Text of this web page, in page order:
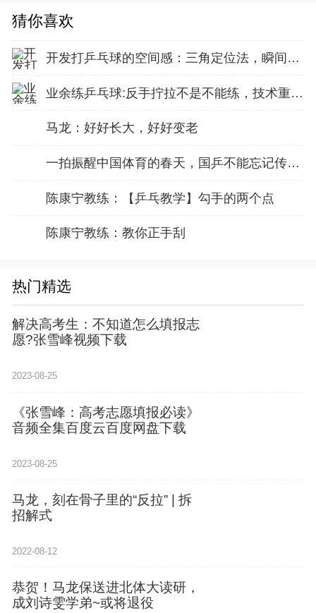
猜你喜欢
开发打乒乓球的空间感：三角定位法，瞬间找准最佳击球点
业余练乒乓球:反手拧拉不是不能练，技术重点就不在手上
马龙：好好长大，好好变老
一拍振醒中国体育的春天，国乒不能忘记传奇前辈这份初心！
陈康宁教练：【乒乓教学】勾手的两个点
陈康宁教练：教你正手刮
热门精选
解决高考生：不知道怎么填报志
愿?张雪峰视频下载
2023-08-25
《张雪峰：高考志愿填报必读》
音频全集百度云百度网盘下载
2023-08-25
马龙，刻在骨子里的“反拉” | 拆
招解式
2022-08-12
恭贺！马龙保送进北体大读研，
成刘诗雯学弟~或将退役